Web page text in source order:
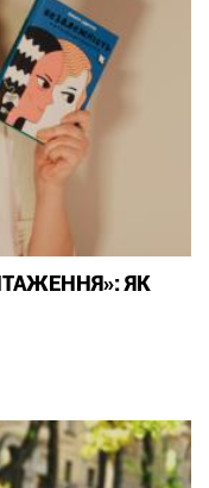
ЯК